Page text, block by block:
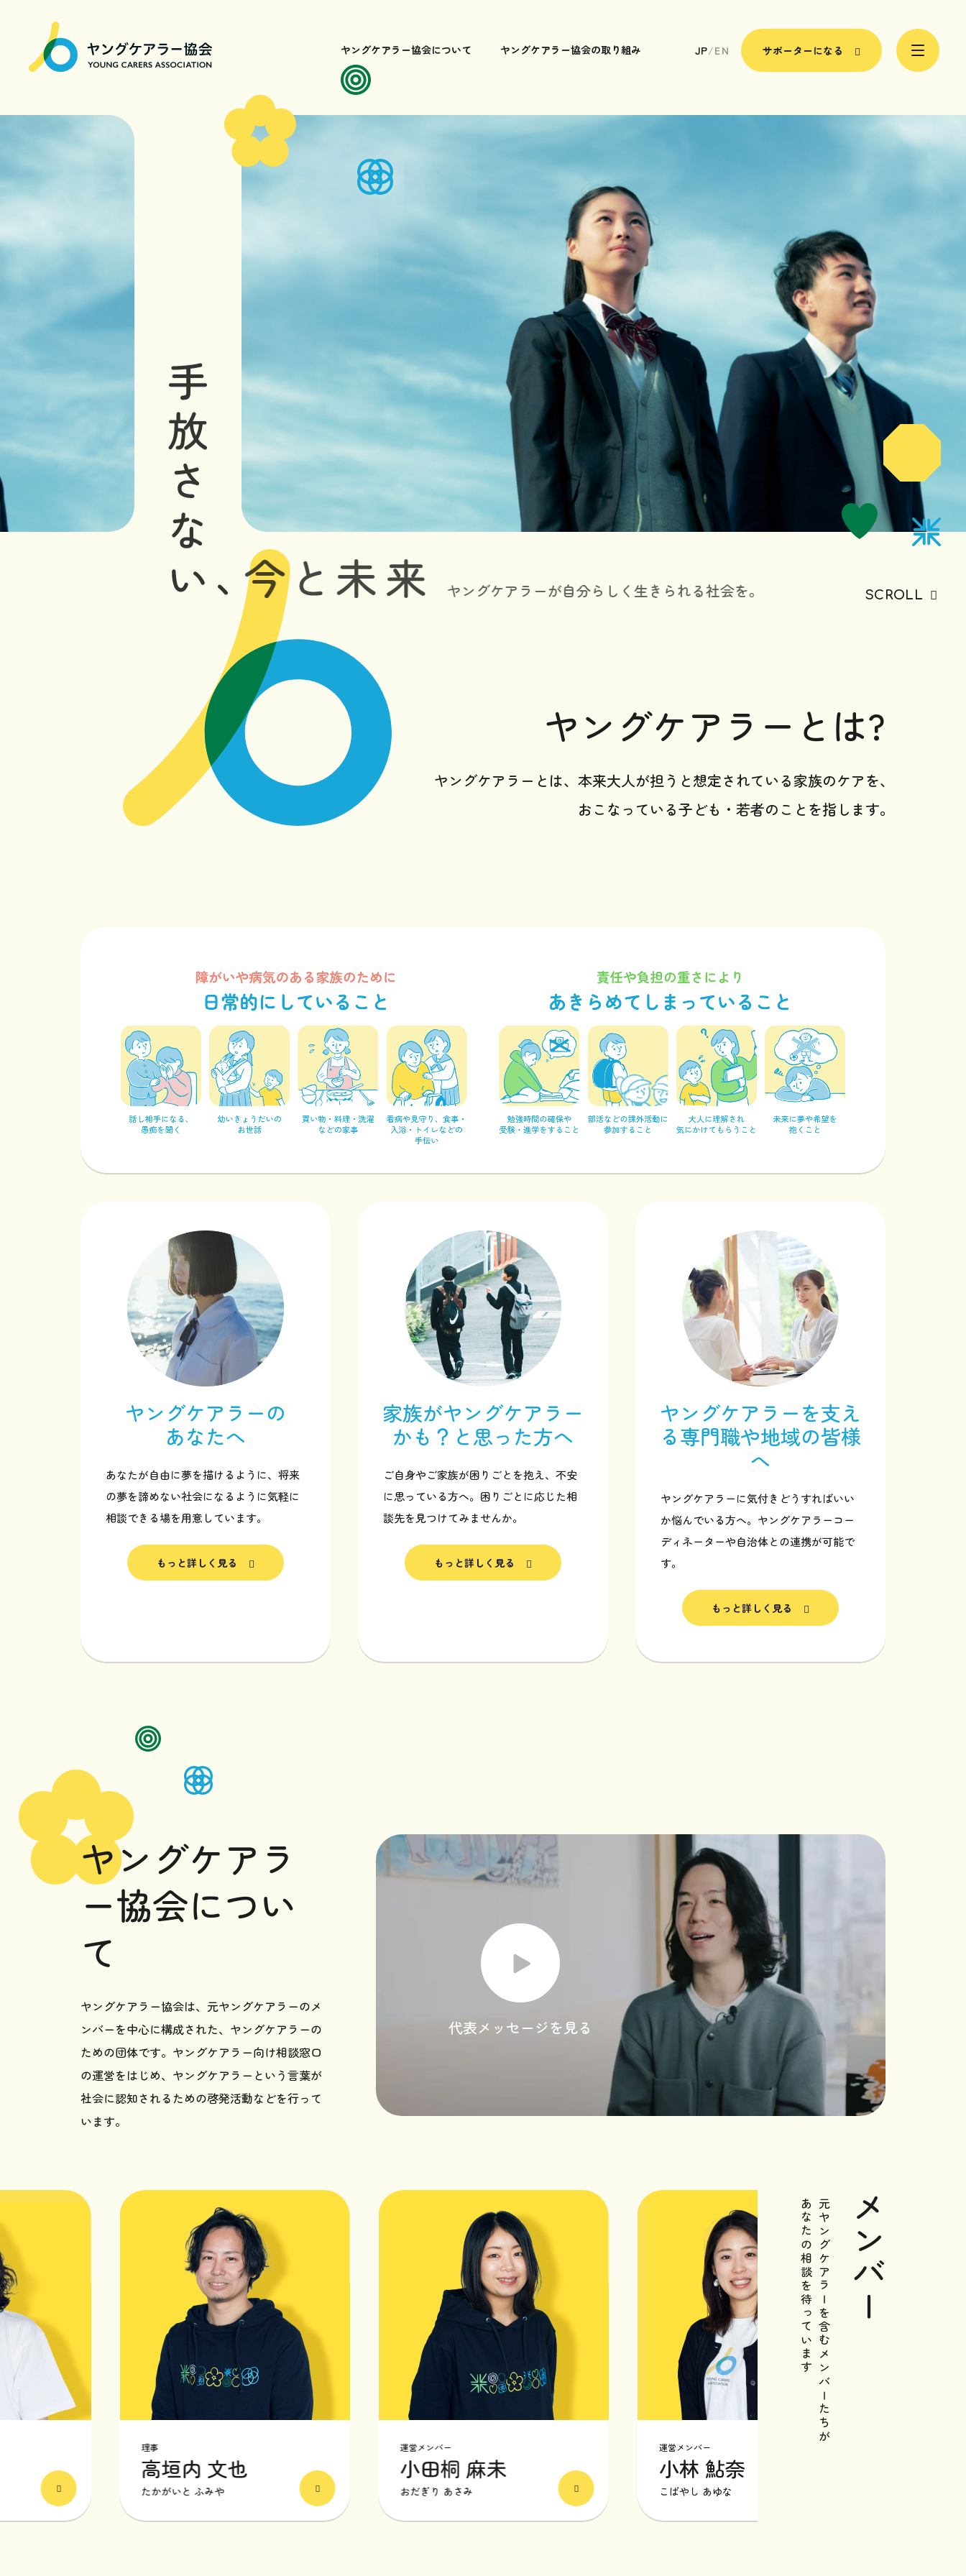
法
人
ア
ヤングケアラー協会について ヤングケアラー協会の取り組み JP/EN サポーターになる
トップページ
ヤングケアラーのあなたへ
ヤングケアラーを支える
ヤングケアラー協会の取り組み
ヤングケアラー協会について
サポーターになる
お問い合わせ
採用情報
ヤングケアラーが自分らしく生きられる社会を。 SCROLL
ヤングケアラーとは?
ヤングケアラーとは、本来大人が担うと想定されている家族のケアを、
おこなっている子ども・若者のことを指します。
ヤングケアラーの
あなたへ
あなたが自由に夢を描けるように、将来
の夢を諦めない社会になるように気軽に
相談できる場を用意しています。
もっと詳しく見る
家族がヤングケアラー
かも？と思った方へ
ご自身やご家族が困りごとを抱え、不安
に思っている方へ。困りごとに応じた相
談先を見つけてみませんか。
もっと詳しく見る
ヤングケアラーを支え
る専門職や地域の皆様
へ
ヤングケアラーに気付きどうすればいい
か悩んでいる方へ。ヤングケアラーコー
ディネーターや自治体との連携が可能で
す。
もっと詳しく見る
ヤングケアラ
ー協会につい
て
ヤングケアラー協会は、元ヤングケアラーのメ
ンバーを中心に構成された、ヤングケアラーの
ための団体です。ヤングケアラー向け相談窓口
の運営をはじめ、ヤングケアラーという言葉が
社会に認知されるための啓発活動などを行って
います。
代表メッセージを見る
メンバー
元ヤングケアラーを含むメンバーたちが
あなたの相談を待っています
高垣内 文也
たかがいと ふみや
運営メンバー
小田桐 麻未
おだぎり あさみ
運営メンバー
小林 鮎奈
こばやし あゆな